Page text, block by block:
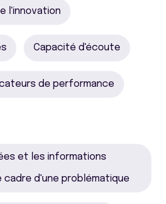
l'innovation
Capacité d'écoute
de performance
et les informations
cadre d'une problématique